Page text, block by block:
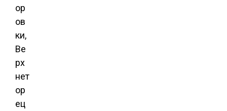
ор
ов
ки,
Ве
рх
нет
ор
ец